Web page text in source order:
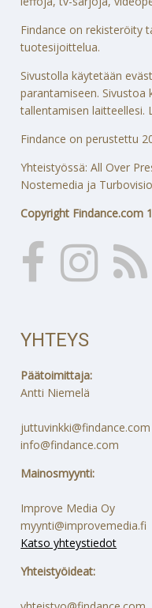
Findance on rekisteröity
tuotesijoittelua.
Sivustolla käytetään
parantamiseen. Sivustoa
tallentamisen
Findance on perustettu
Yhteistyössä: All Over
Nostemedia ja
Copyright Findance.com
YHTEYS
Päätoimittaja:
Antti Niemelä
juttuvinkki@findance.com
info@findance.com
Mainosmyynti:
Improve Media Oy
myynti@improvemedia.fi
Katso yhteystiedot
Yhteistyöideat: